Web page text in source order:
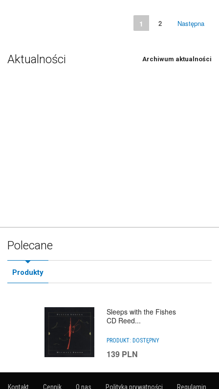
1 2 Następna
Aktualności Archiwum aktualności
Polecane
Produkty
Sleeps with the Fishes
CD Reed...
PRODUKT: DOSTĘPNY
139 PLN
Kontakt Cennik O nas Polityka prywatności Regulamin